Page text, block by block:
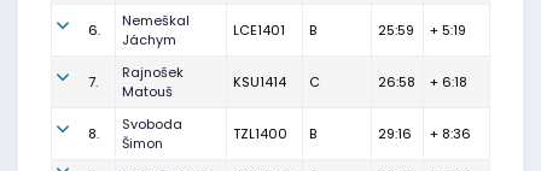
6.
Nemeškal
Jáchym
LCE1401 B 25:59 + 5:19
7.
Rajnošek
Matouš
KSU1414 C 26:58 + 6:18
8.
Svoboda
Šimon
TZL1400 B 29:16 + 8:36